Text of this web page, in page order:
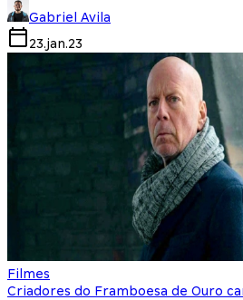
Gabriel Avila
23.jan.23
Filmes
Criadores do Framboesa de Ouro